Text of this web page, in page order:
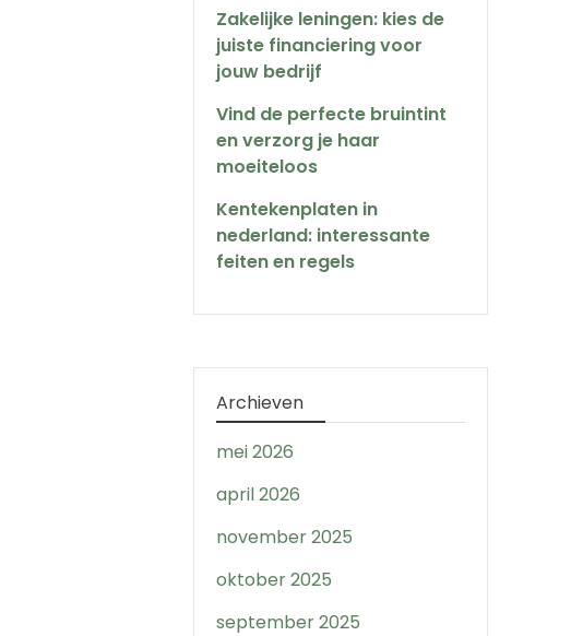
Zakelijke leningen: kies de
juiste financiering voor
jouw bedrijf
Vind de perfecte bruintint
en verzorg je haar
moeiteloos
Kentekenplaten in
nederland: interessante
feiten en regels
Archieven
mei 2026
april 2026
november 2025
oktober 2025
september 2025